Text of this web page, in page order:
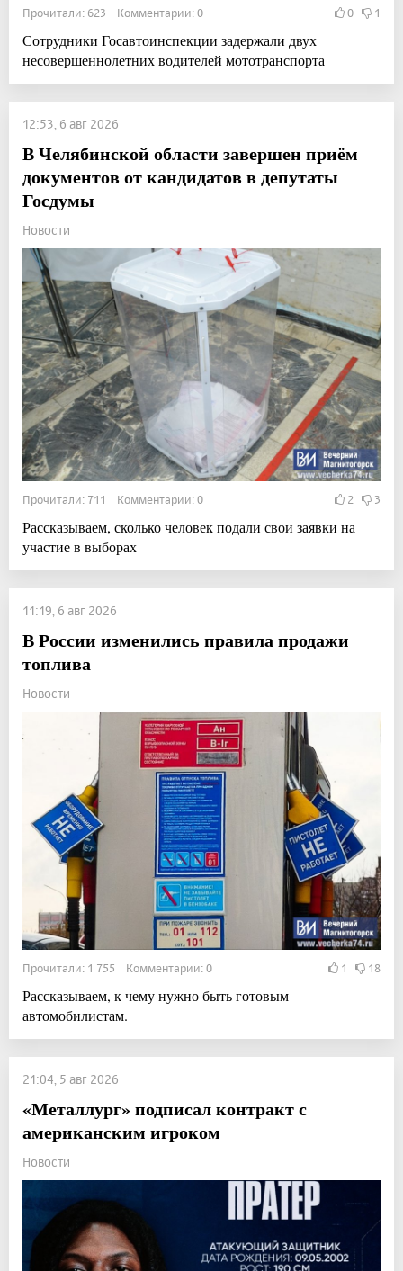
Прочитали: 623 Комментарии: 0 0 1
Сотрудники Госавтоинспекции задержали двух
несовершеннолетних водителей мототранспорта
12:53, 6 авг 2026
В Челябинской области завершен приём
документов от кандидатов в депутаты
Госдумы
Новости
Прочитали: 711 Комментарии: 0 2 3
Рассказываем, сколько человек подали свои заявки на
участие в выборах
11:19, 6 авг 2026
В России изменились правила продажи
топлива
Новости
Прочитали: 1 755 Комментарии: 0 1 18
Рассказываем, к чему нужно быть готовым
автомобилистам.
21:04, 5 авг 2026
«Металлург» подписал контракт с
американским игроком
Новости